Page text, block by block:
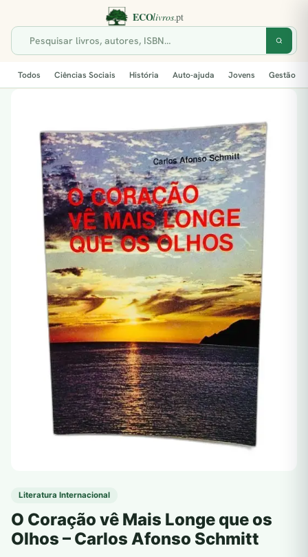
Todos Ciências Sociais História Auto-ajuda Jovens Gestão
Literatura Internacional
O Coração vê Mais Longe que os
Olhos – Carlos Afonso Schmitt